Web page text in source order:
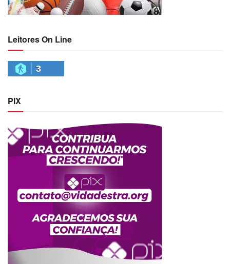
Leitores On Line
3
PIX